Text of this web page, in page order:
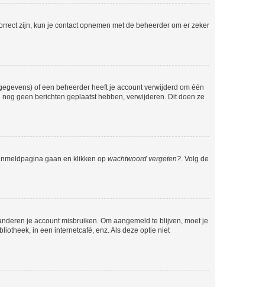
zijn, kun je contact opnemen met de beheerder om er zeker
of een beheerder heeft je account verwijderd om één
geen berichten geplaatst hebben, verwijderen. Dit doen ze
gaan en klikken op wachtwoord vergeten? . Volg de
je account misbruiken. Om aangemeld te blijven, moet je
in een internetcafé, enz. Als deze optie niet